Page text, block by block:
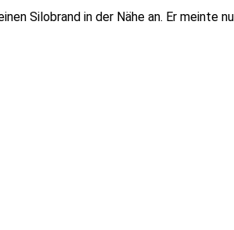
Silobrand in der Nähe an. Er meinte